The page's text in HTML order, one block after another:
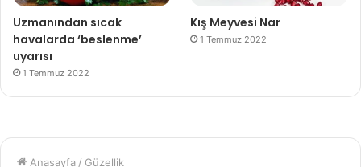
Uzmanından sıcak
havalarda ‘beslenme’
uyarısı
1 Temmuz 2022
Kış Meyvesi Nar
1 Temmuz 2022